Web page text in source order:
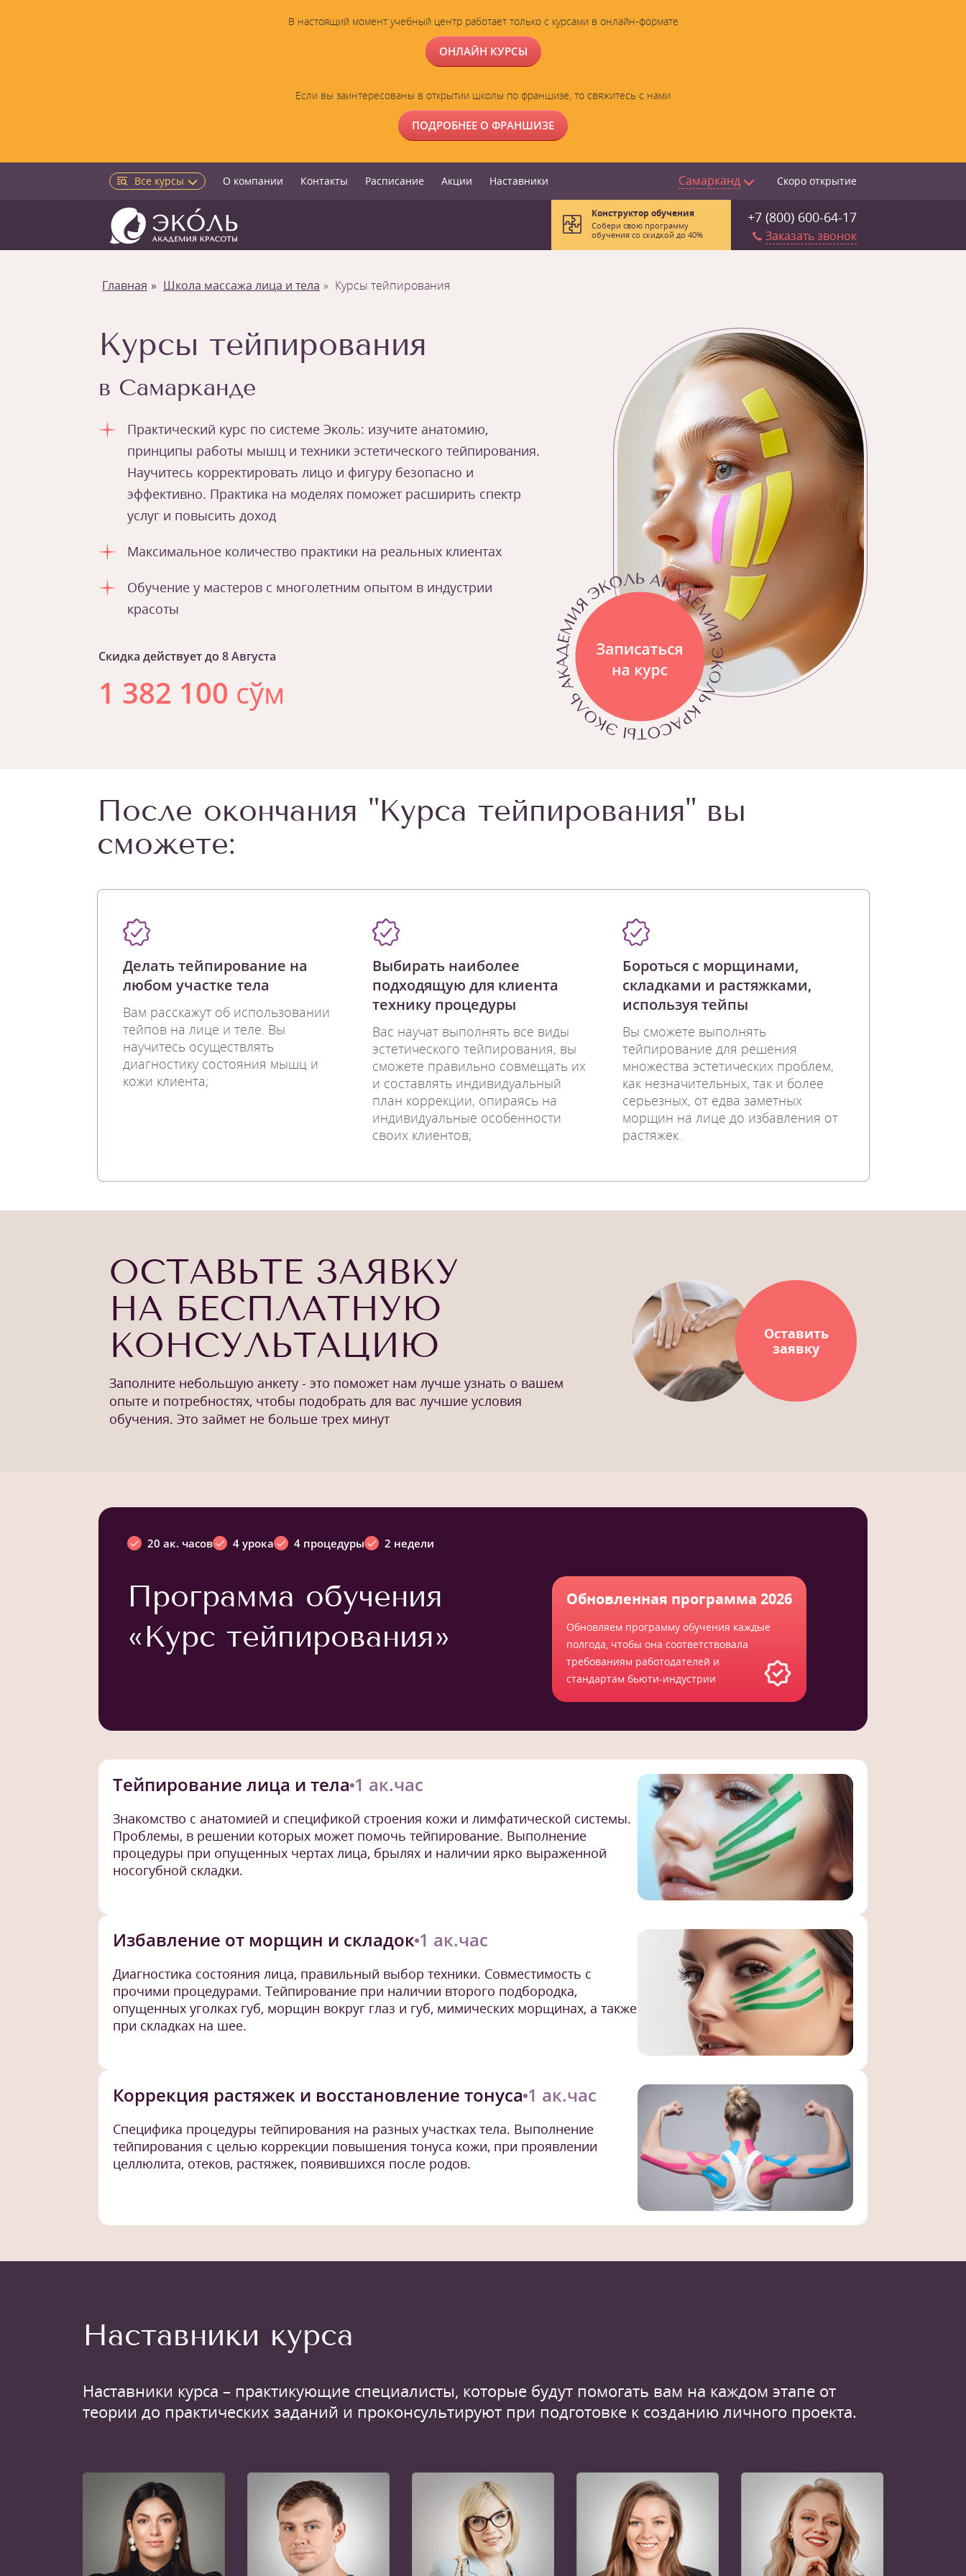
В настоящий момент учебный центр работает только с курсами в онлайн-формате
ОНЛАЙН КУРСЫ
Если вы заинтересованы в открытии школы по франшизе, то свяжитесь с нами
ПОДРОБНЕЕ О ФРАНШИЗЕ
Все курсы О компании Контакты Расписание Акции Наставники Самарканд Скоро открытие
+7 (800) 600-64-17
Заказать звонок
Конструктор обучения
Собери свою программу
обучения со скидкой до 40%
Главная Школа массажа лица и тела Курсы тейпирования
Курсы тейпирования
в Самарканде
Практический курс по системе Эколь: изучите анатомию,
принципы работы мышц и техники эстетического тейпирования.
Научитесь корректировать лицо и фигуру безопасно и
эффективно. Практика на моделях поможет расширить спектр
услуг и повысить доход
Максимальное количество практики на реальных клиентах
Обучение у мастеров с многолетним опытом в индустрии
красоты
Скидка действует до 8 Августа
1 382 100 сўм
После окончания "Курса тейпирования" вы
сможете:
Делать тейпирование на
любом участке тела
Вам расскажут об использовании
тейпов на лице и теле. Вы
научитесь осуществлять
диагностику состояния мышц и
кожи клиента;
Выбирать наиболее
подходящую для клиента
технику процедуры
Вас научат выполнять все виды
эстетического тейпирования, вы
сможете правильно совмещать их
и составлять индивидуальный
план коррекции, опираясь на
индивидуальные особенности
своих клиентов;
Бороться с морщинами,
складками и растяжками,
используя тейпы
Вы сможете выполнять
тейпирование для решения
множества эстетических проблем,
как незначительных, так и более
серьезных, от едва заметных
морщин на лице до избавления от
растяжек.
ОСТАВЬТЕ ЗАЯВКУ
НА БЕСПЛАТНУЮ
КОНСУЛЬТАЦИЮ
Заполните небольшую анкету - это поможет нам лучше узнать о вашем
опыте и потребностях, чтобы подобрать для вас лучшие условия
обучения. Это займет не больше трех минут
Оставить
заявку
20 ак. часов 4 урока 4 процедуры 2 недели
Программа обучения
«Курс тейпирования»
Обновленная программа 2026
Обновляем программу обучения каждые
полгода, чтобы она соответствовала
требованиям работодателей и
стандартам бьюти-индустрии
Тейпирование лица и тела 1 ак.час
Знакомство с анатомией и спецификой строения кожи и лимфатической системы.
Проблемы, в решении которых может помочь тейпирование. Выполнение
процедуры при опущенных чертах лица, брылях и наличии ярко выраженной
носогубной складки.
Избавление от морщин и складок 1 ак.час
Диагностика состояния лица, правильный выбор техники. Совместимость с
прочими процедурами. Тейпирование при наличии второго подбородка,
опущенных уголках губ, морщин вокруг глаз и губ, мимических морщинах, а также
при складках на шее.
Коррекция растяжек и восстановление тонуса 1 ак.час
Специфика процедуры тейпирования на разных участках тела. Выполнение
тейпирования с целью коррекции повышения тонуса кожи, при проявлении
целлюлита, отеков, растяжек, появившихся после родов.
Наставники курса
Наставники курса – практикующие специалисты, которые будут помогать вам на каждом этапе от
теории до практических заданий и проконсультируют при подготовке к созданию личного проекта.